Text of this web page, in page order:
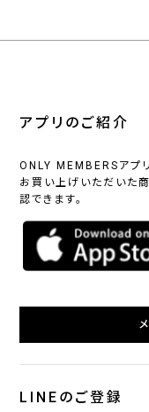
アプリのご紹介
ONLY MEMBERSアプ
お買い上げいただいた
認できます。
LINEのご登録